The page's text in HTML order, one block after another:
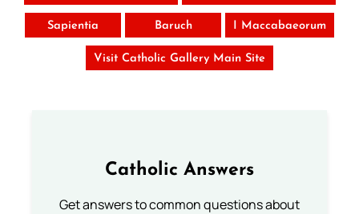
Sapientia Baruch I Maccabaeorum
Visit Catholic Gallery Main Site
Catholic Answers
Get answers to common questions about